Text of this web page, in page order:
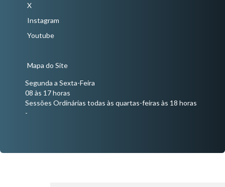
X
Instagram
Youtube
Mapa do Site
Segunda a Sexta-Feira
08 às 17 horas
Sessões Ordinárias todas às quartas-feiras às 18 horas
-